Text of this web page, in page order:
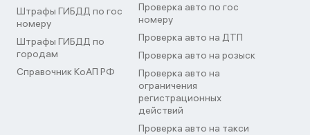
Штрафы ГИБДД по гос
номеру
Штрафы ГИБДД по
городам
Справочник КоАП РФ
Проверка авто по гос
номеру
Проверка авто на ДТП
Проверка авто на розыск
Проверка авто на
ограничения
регистрационных
действий
Проверка авто на такси